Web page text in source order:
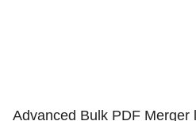
Advanced Bulk PDF